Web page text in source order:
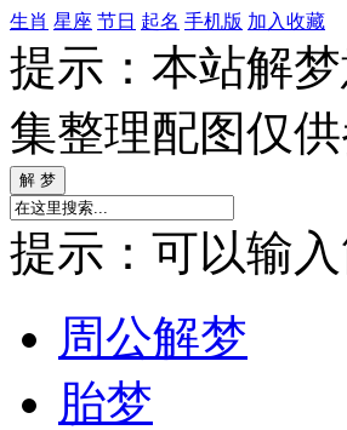
生肖 星座 节日 起名 手机版 加入收藏
提示：本站解
集整理配图仅
提示：可以输
周公解梦
胎梦